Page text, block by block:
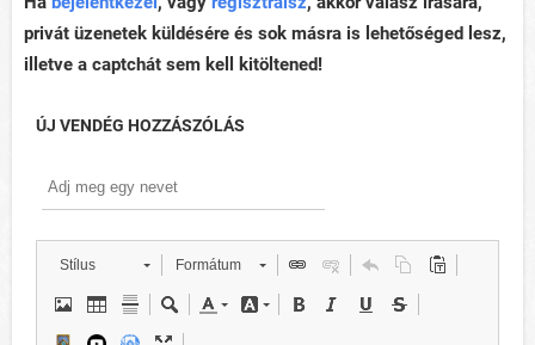
privát üzenetek küldésére és sok másra is lehetőséged lesz,
illetve a captchát sem kell kitöltened!
ÚJ VENDÉG HOZZÁSZÓLÁS
Stílus Formátum